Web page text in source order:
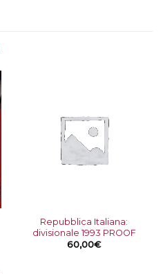
Repubblica Italiana:
divisionale 1993 PROOF
60,00€